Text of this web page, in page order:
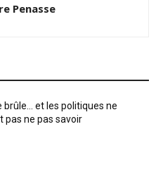
Penasse
brûle… et les politiques ne
pas ne pas savoir